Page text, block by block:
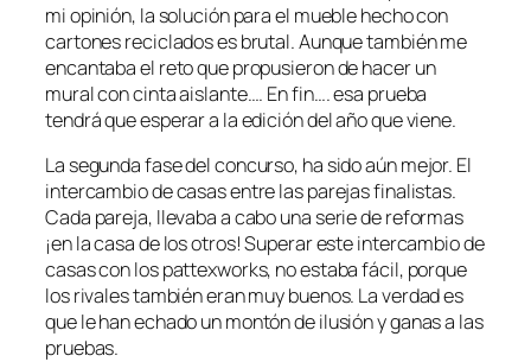
mi opinión, la solución para el mueble hecho con
cartones reciclados es brutal. Aunque también me
encantaba el reto que propusieron de hacer un
mural con cinta aislante…. En fin…. esa prueba
tendrá que esperar a la edición del año que viene.
La segunda fase del concurso, ha sido aún mejor. El
intercambio de casas entre las parejas finalistas.
Cada pareja, llevaba a cabo una serie de reformas
¡en la casa de los otros! Superar este intercambio de
casas con los pattexworks, no estaba fácil, porque
los rivales también eran muy buenos. La verdad es
que le han echado un montón de ilusión y ganas a las
pruebas.